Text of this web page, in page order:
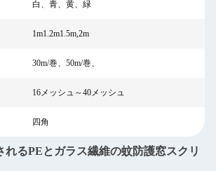
白、青、黄、緑
1m1.2m1.5m,2m
30m/巻、50m/巻、
16メッシュ～40メッシュ
四角
れるPEとガラス繊維の蚊防護窓スクリ